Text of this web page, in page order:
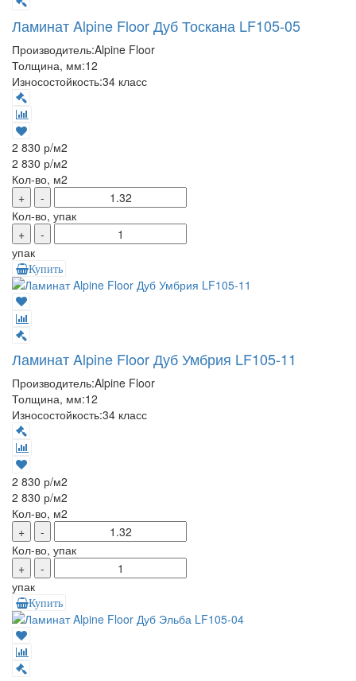
Ламинат Alpine Floor Дуб Тоскана LF105-05
Производитель:Alpine Floor
Толщина, мм:12
Износостойкость:34 класс
2 830 р/м2
2 830 р/м2
Кол-во, м2
+
-
Кол-во, упак
+
-
упак
Купить
Ламинат Alpine Floor Дуб Умбрия LF105-11
Производитель:Alpine Floor
Толщина, мм:12
Износостойкость:34 класс
2 830 р/м2
2 830 р/м2
Кол-во, м2
+
-
Кол-во, упак
+
-
упак
Купить